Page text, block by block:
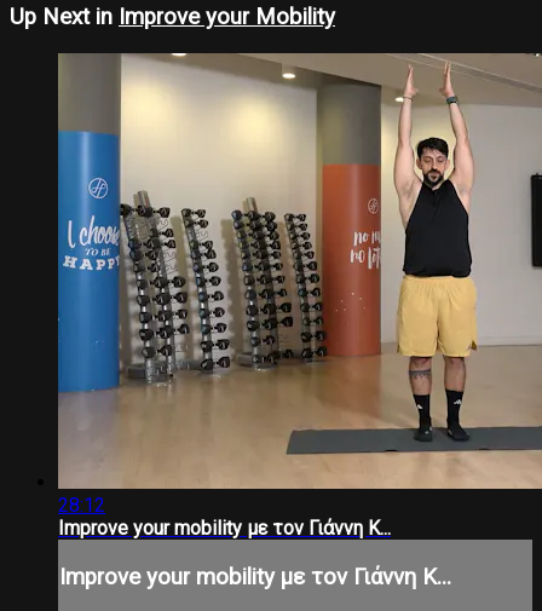
Up Next in Improve your Mobility
28:12
Improve your mobility με τον Γιάννη Κ...
Improve your mobility με τον Γιάννη Κ...